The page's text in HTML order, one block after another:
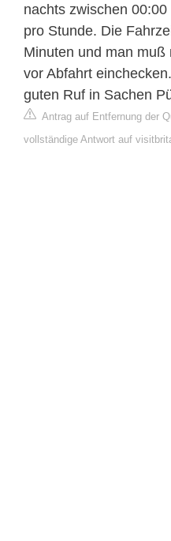
nachts zwischen
pro Stunde. Die
Minuten und man muß
vor Abfahrt
guten Ruf in Sachen
Antrag auf Entfernung der
vollständige Antwort auf